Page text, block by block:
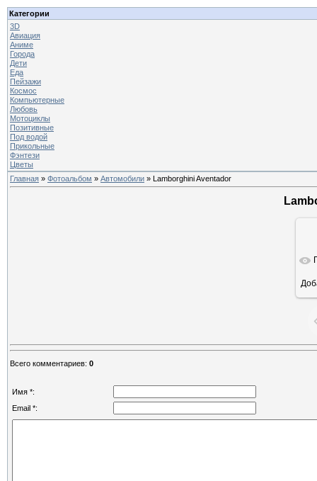
Категории
3D
Авиация
Аниме
Города
Дети
Еда
Пейзажи
Космос
Компьютерные
Любовь
Мотоциклы
Позитивные
Под водой
Прикольные
Фэнтези
Цветы
Главная » Фотоальбом » Автомобили » Lamborghini Aventador
Всего комментариев: 0
Имя *:
Email *: